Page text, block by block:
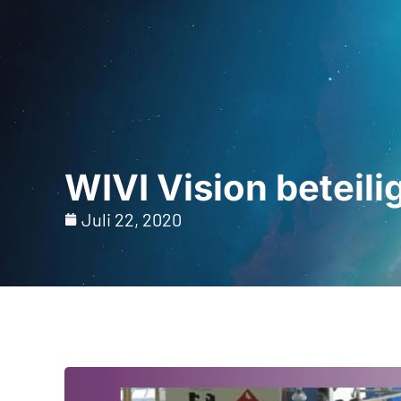
Startseite Für
WIVI Vision
Juli 22, 2020